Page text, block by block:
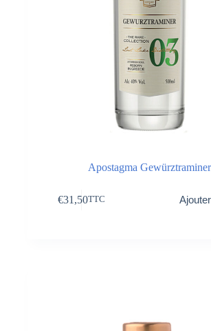
Apostagma Gewürztraminer
€31,50TTC